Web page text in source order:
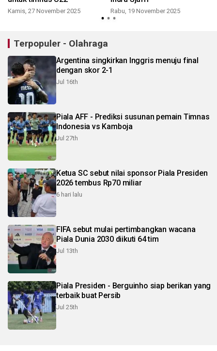
Kamis, 27 November 2025 Rabu, 19 November 2025
Terpopuler - Olahraga
Argentina singkirkan Inggris menuju final
dengan skor 2-1
Jul 16th
Piala AFF - Prediksi susunan pemain Timnas
Indonesia vs Kamboja
Jul 27th
Ketua SC sebut nilai sponsor Piala Presiden
2026 tembus Rp70 miliar
6 hari lalu
FIFA sebut mulai pertimbangkan wacana
Piala Dunia 2030 diikuti 64 tim
Jul 13th
Piala Presiden - Berguinho siap berikan yang
terbaik buat Persib
Jul 25th